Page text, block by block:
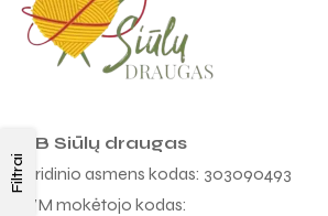
Filtrai
MB Siūlų draugas
Juridinio asmens kodas: 303090493
PVM mokėtojo kodas: